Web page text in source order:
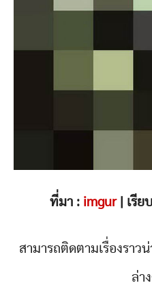
ที่มา : imgur| เรีย
สามารถติดตามเรื่องราว
ล่า